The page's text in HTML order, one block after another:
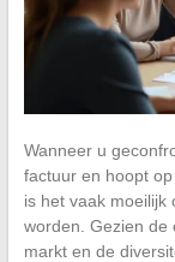
Wanneer u
factuur en hoopt
is het vaak moeilijk
worden. Gezien de
markt en de